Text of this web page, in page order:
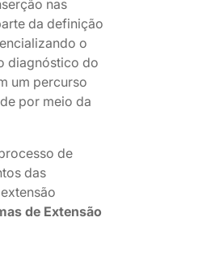
nas
da definição
o
diagnóstico do
um percurso
por meio da
de
das
de Extensão